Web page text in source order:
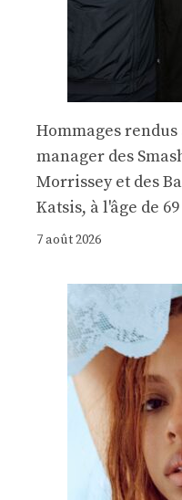
Hommages
manager des
Morrissey et des
Katsis, à l'âge de
7 août 2026